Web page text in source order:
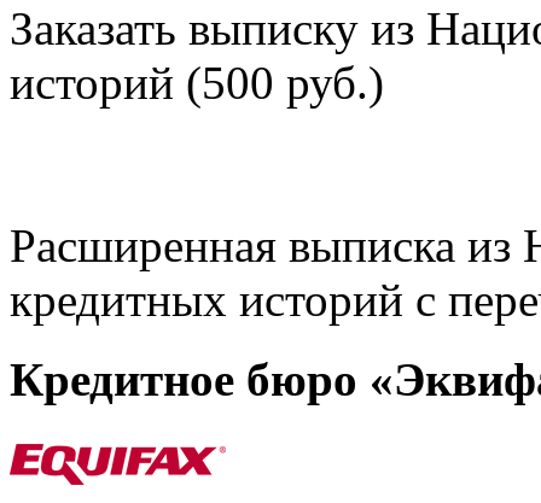
Заказать выписку из
историй (500 руб.)
Расширенная выписка из
кредитных историй с
Кредитное бюро